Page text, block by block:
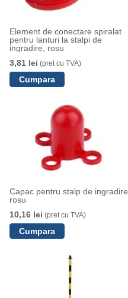
Element de conectare spiralat
pentru lanturi la stalpi de
ingradire, rosu
3,81 lei (pret cu TVA)
Capac pentru stalp de ingradire,
rosu
10,16 lei (pret cu TVA)